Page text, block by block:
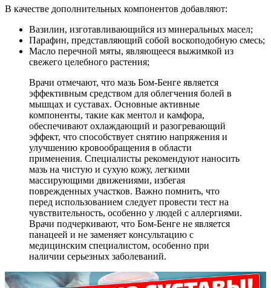
В качестве дополнительных компонентов добавляют:
Вазилин, изготавливающийся из минеральных масел;
Парафин, представляющий собой воскоподобную смесь;
Масло перечной мяты, являющееся выжимкой из
свежего целебного растения;
Врачи отмечают, что мазь Бом-Бенге является
эффективным средством для облегчения болей в
мышцах и суставах. Основные активные
компоненты, такие как ментол и камфора,
обеспечивают охлаждающий и разогревающий
эффект, что способствует снятию напряжения и
улучшению кровообращения в области
применения. Специалисты рекомендуют наносить
мазь на чистую и сухую кожу, легкими
массирующими движениями, избегая
поврежденных участков. Важно помнить, что
перед использованием следует провести тест на
чувствительность, особенно у людей с аллергиями.
Врачи подчеркивают, что Бом-Бенге не является
панацеей и не заменяет консультацию с
медицинским специалистом, особенно при
наличии серьезных заболеваний.